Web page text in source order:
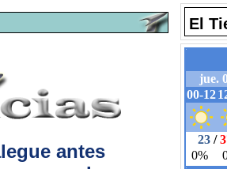
antes
El